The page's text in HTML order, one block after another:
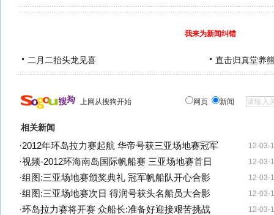
我来为新闻纠错
二月二抬头龙见喜 直击归真堂养
上网从搜狗开始 网页 新闻
相关新闻
12-03-
·2012年环岛拉力赛起航 华帝号获三亚场地赛冠军
12-03-
·视频-2012环海南岛国际帆船赛 三亚场地赛首日
12-03-
·组图:三亚场地赛颁奖典礼 冠军帆船队开心合影
12-03-
·组图:三亚场地赛次日 得润号获头名船员大合影
12-03-
·环岛拉力赛将开赛 众船长:准备好迎接艰苦挑战